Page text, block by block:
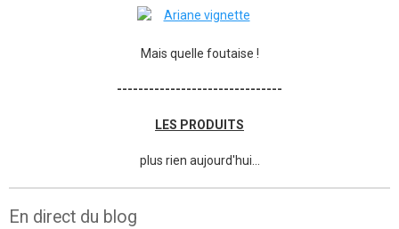
Mais quelle foutaise !
-------------------------------
LES PRODUITS
plus rien aujourd'hui...
En direct du blog